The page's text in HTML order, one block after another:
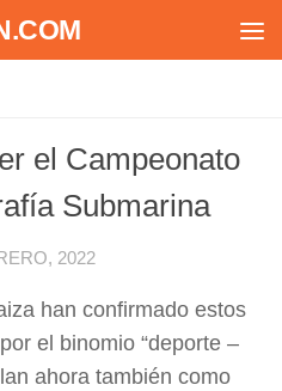
el Campeonato
Submarina
2022
han confirmado estos
el binomio “deporte –
ahora también como